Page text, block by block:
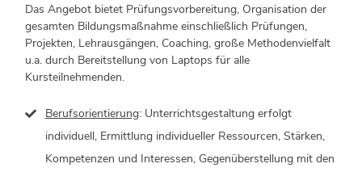
Das Angebot bietet Prüfungsvorbereitung, Organisation der
gesamten Bildungsmaßnahme einschließlich Prüfungen,
Projekten, Lehrausgängen, Coaching, große Methodenvielfalt
u.a. durch Bereitstellung von Laptops für alle
Kursteilnehmenden.
Berufsorientierung: Unterrichtsgestaltung erfolgt
individuell, Ermittlung individueller Ressourcen, Stärken,
Kompetenzen und Interessen, Gegenüberstellung mit den